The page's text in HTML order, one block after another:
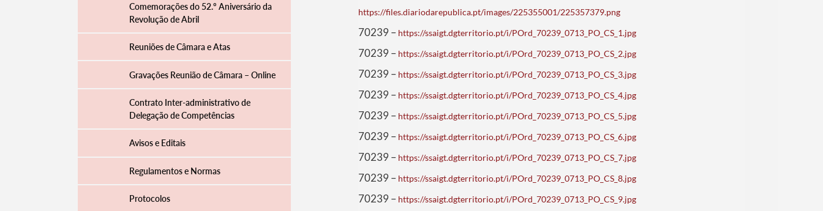
Comemorações do 52.º Aniversário da
Revolução de Abril
Reuniões de Câmara e Atas
Gravações Reunião de Câmara – Online
Contrato Inter-administrativo de
Delegação de Competências
Avisos e Editais
Regulamentos e Normas
Protocolos
https://files.diariodarepublica.pt/images/225355001/225357379.png
70239 – https://ssaigt.dgterritorio.pt/i/POrd_70239_0713_PO_CS_1.jpg
70239 – https://ssaigt.dgterritorio.pt/i/POrd_70239_0713_PO_CS_2.jpg
70239 – https://ssaigt.dgterritorio.pt/i/POrd_70239_0713_PO_CS_3.jpg
70239 – https://ssaigt.dgterritorio.pt/i/POrd_70239_0713_PO_CS_4.jpg
70239 – https://ssaigt.dgterritorio.pt/i/POrd_70239_0713_PO_CS_5.jpg
70239 – https://ssaigt.dgterritorio.pt/i/POrd_70239_0713_PO_CS_6.jpg
70239 – https://ssaigt.dgterritorio.pt/i/POrd_70239_0713_PO_CS_7.jpg
70239 – https://ssaigt.dgterritorio.pt/i/POrd_70239_0713_PO_CS_8.jpg
70239 – https://ssaigt.dgterritorio.pt/i/POrd_70239_0713_PO_CS_9.jpg